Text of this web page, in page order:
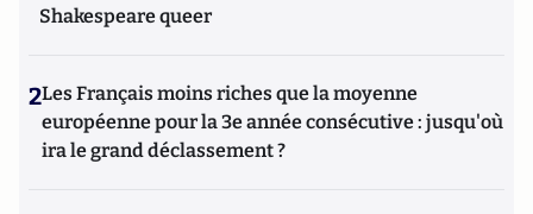
Shakespeare queer
2Les Français moins riches que la moyenne
européenne pour la 3e année consécutive : jusqu'où
ira le grand déclassement ?